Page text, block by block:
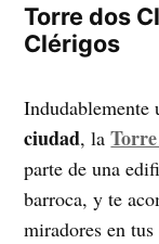
Torre dos
Clérigos
ciudad, la
parte de una
barroca, y te
miradores en